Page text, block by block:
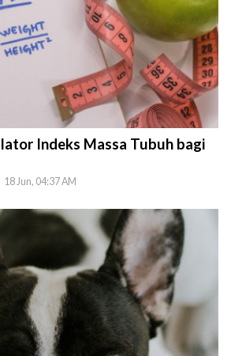
Indeks Massa Tubuh bagi
18 Jun, 04:37 AM